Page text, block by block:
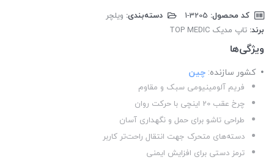
کد محصول: دسته‌بندی: ویلچر
برند: تاپ مدیک TOP MEDIC
ویژگی‌ها
کشور سازنده: چین
فریم آلومینیومی سبک و مقاوم
چرخ عقب 20 اینچی با حرکت روان
طراحی تاشو برای حمل و نگهداری آسان
دسته‌های متحرک جهت انتقال راحت‌تر کاربر
ترمز دستی برای افزایش ایمنی